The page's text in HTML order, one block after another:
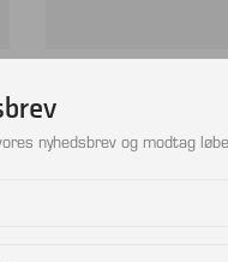
nyhedsbrev og modtag